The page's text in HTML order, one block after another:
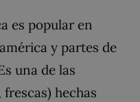
es popular en
y partes de
una de las
hechas